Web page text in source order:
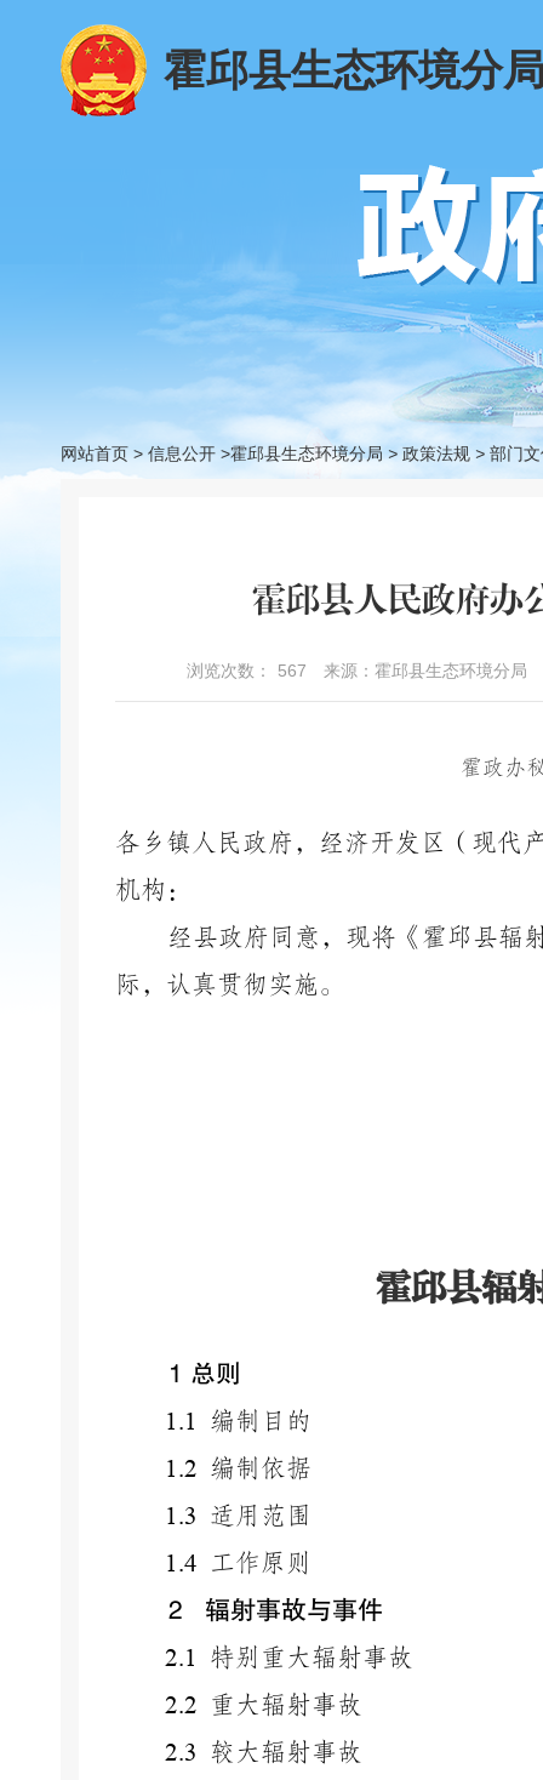
霍邱县生态环境分
网站首页 > 信息公开 >霍邱县生态环境分局 > 政策法规 > 部门
霍邱县人民政府办
浏览次数： 567 来源：霍邱县生态环境分局
霍政办
各乡镇人民政府，经济开发区（现代
机构：
经县政府同意，现将《霍邱县辐
际，认真贯彻实施。
霍邱县辐
1 总则
1.1 编制目的
1.2 编制依据
1.3 适用范围
1.4 工作原则
2 辐射事故与事件
2.1
特别重大辐射事故
2.2 重大辐射事故
2.3 较大辐射事故